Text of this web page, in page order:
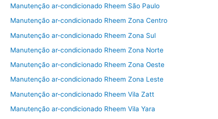
Manutenção ar-condicionado Rheem São Paulo
Manutenção ar-condicionado Rheem Zona Centro
Manutenção ar-condicionado Rheem Zona Sul
Manutenção ar-condicionado Rheem Zona Norte
Manutenção ar-condicionado Rheem Zona Oeste
Manutenção ar-condicionado Rheem Zona Leste
Manutenção ar-condicionado Rheem Vila Zatt
Manutenção ar-condicionado Rheem Vila Yara